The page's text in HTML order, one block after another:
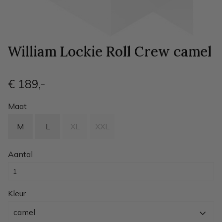
William Lockie Roll Crew camel
€ 189,-
Maat
M L XL XXL
Aantal
Kleur
camel